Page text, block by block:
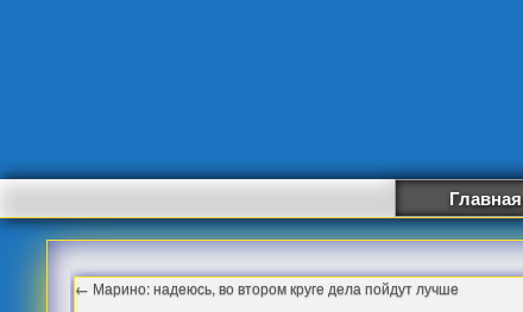
Главная
← Марино: надеюсь, во втором круге дела пойдут лучше